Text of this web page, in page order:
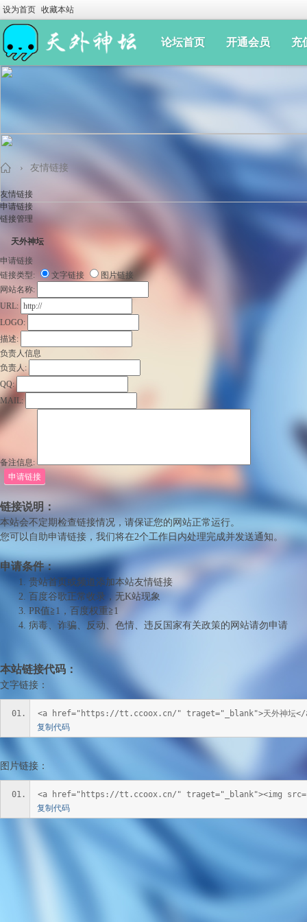
设为首页 收藏本站
论坛首页 开通会员 充
手
游
源
› 友情链接
友情链接
申请链接
链接管理
天外神坛
申请链接
链接类型:
文字链接
图片链接
网站名称:
URL:
LOGO:
描述:
负责人信息
负责人:
QQ:
MAIL:
备注信息:
申请链接
链接说明：
本站会不定期检查链接情况，请保证您的网站正常运行。
您可以自助申请链接，我们将在2个工作日内处理完成并发送通知。
申请条件：
贵站首页或频道添加本站友情链接
百度谷歌正常收录，无K站现象
PR值≧1，百度权重≧1
病毒、诈骗、反动、色情、违反国家有关政策的网站请勿申请
本站链接代码：
文字链接：
<a href="https://tt.ccoox.cn/" traget="_blank">天外神坛</
复制代码
图片链接：
<a href="https://tt.ccoox.cn/" traget="_blank"><img
复制代码